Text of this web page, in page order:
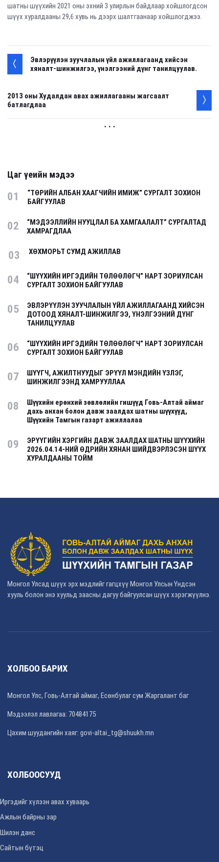
шатны шүүхийн 2021 оны эхний 3 улирлын байдлаар хойшлогдсон
шүүх хуралдааны 29,6 хувь нь дээрх шалтгаанаар хойшлогджээ.
Эвлэрүүлэн зуучлалын үйл ажиллагаанд хийсэн
хяналт-шинжилгээ, үнэлгээний дүнг танилцуулав.
2013 оны Худалдан авах ажиллагааны жагсаалт
батлагдлаа
. . .
Цаг үеийн мэдээ
01
“ТӨРИЙН АЛБАН ХААГЧИЙН ИМИЖ” СУРГАЛТ ЗОХИОН
БАЙГУУЛАВ
02
“МЭДЭЭЛЛИЙН НУУЦЛАЛ БА ХАМГААЛАЛТ” СУРГАЛТАД
ХАМРАГДЛАА
03 ХӨХМОРЬТ СУМД АЖИЛЛАВ
04
“ШҮҮХИЙН ИРГЭДИЙН ТӨЛӨӨЛӨГЧ” НАРТ ЗОРИУЛСАН
СУРГАЛТ ЗОХИОН БАЙГУУЛАВ
05
ЭВЛЭРҮҮЛЭН ЗУУЧЛАЛЫН ҮЙЛ АЖИЛЛАГААНД ХИЙСЭН
ДОТООД ХЯНАЛТ-ШИНЖИЛГЭЭ, ҮНЭЛГЭЭНИЙ ДҮНГ
ТАНИЛЦУУЛАВ
06
“ШҮҮХИЙН ИРГЭДИЙН ТӨЛӨӨЛӨГЧ” НАРТ ЗОРИУЛСАН
СУРГАЛТ ЗОХИОН БАЙГУУЛАВ
07
ШҮҮГЧ, АЖИЛТНУУДЫГ ЭРҮҮЛ МЭНДИЙН ҮЗЛЭГ,
ШИНЖИЛГЭЭНД ХАМРУУЛЛАА
08
Шүүхийн ерөнхий зөвлөлийн гишүүд Говь-Алтай аймаг
дахь анхан болон давж заалдах шатны шүүхүүд,
Шүүхийн Тамгын газарт ажиллалаа
09
ЭРҮҮГИЙН ХЭРГИЙН ДАВЖ ЗААЛДАХ ШАТНЫ ШҮҮХИЙН
2026.04.14-НИЙ ӨДРИЙН ХЯНАН ШИЙДВЭРЛЭСЭН ШҮҮХ
ХУРАЛДААНЫ ТОЙМ
Монгол Улсад шүүх эрх мэдлийг гагцхүү Монгол Улсын Үндсэн
хууль болон энэ хуульд заасны дагуу байгуулсан шүүх хэрэгжүүлнэ.
ХОЛБОО БАРИХ
Монгол Улс, Говь-Алтай аймаг, Есөнбулаг сум Жаргалант баг
Мэдээлэл лавлагаа: 70484175
Цахим шуудангийн хаяг: govi-altai_tg@shuukh.mn
ХОЛБООСУУД
Иргэдийг хүлээн авах хуваарь
Ажлын байрны зар
Шилэн данс
Сайтын бүтэц